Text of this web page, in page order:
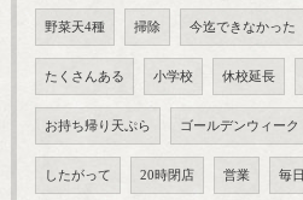
野菜天4種 掃除 今迄できなかった
たくさんある 小学校 休校延長
お持ち帰り天ぷら ゴールデンウィーク
したがって 20時閉店 営業 毎日